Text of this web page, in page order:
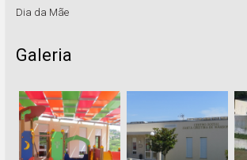
Dia da Mãe
Galeria